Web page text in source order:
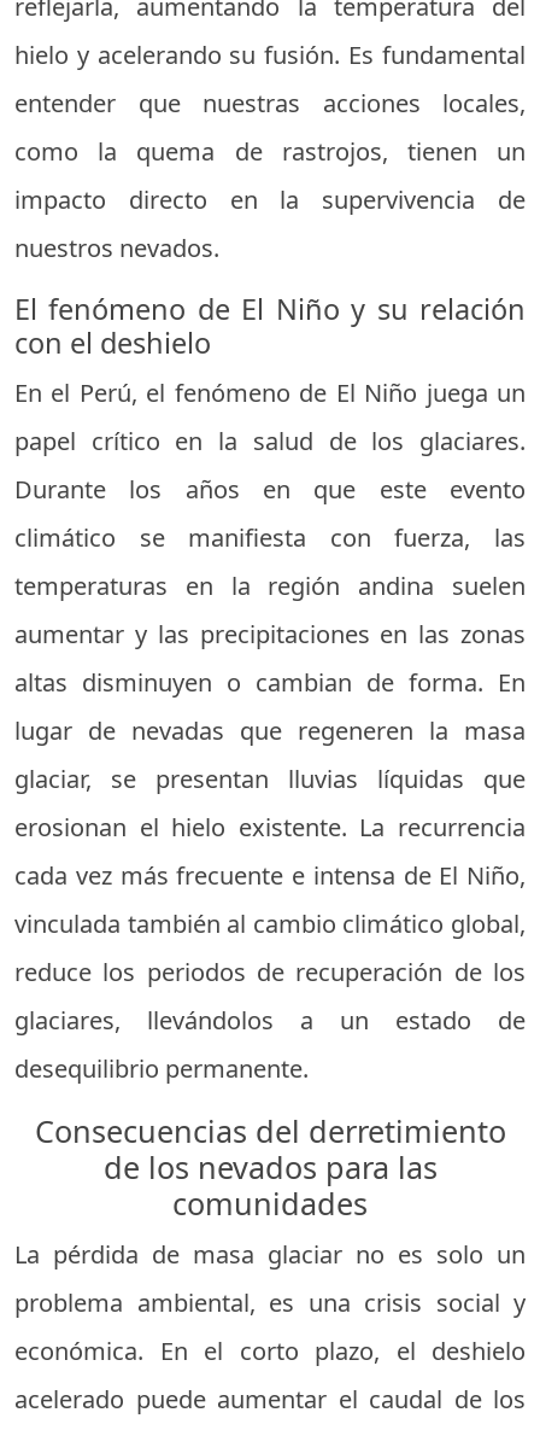
reflejarla, aumentando la temperatura del
hielo y acelerando su fusión. Es fundamental
entender que nuestras acciones locales,
como la quema de rastrojos, tienen un
impacto directo en la supervivencia de
nuestros nevados.
El fenómeno de El Niño y su relación
con el deshielo
En el Perú, el fenómeno de El Niño juega un
papel crítico en la salud de los glaciares.
Durante los años en que este evento
climático se manifiesta con fuerza, las
temperaturas en la región andina suelen
aumentar y las precipitaciones en las zonas
altas disminuyen o cambian de forma. En
lugar de nevadas que regeneren la masa
glaciar, se presentan lluvias líquidas que
erosionan el hielo existente. La recurrencia
cada vez más frecuente e intensa de El Niño,
vinculada también al cambio climático global,
reduce los periodos de recuperación de los
glaciares, llevándolos a un estado de
desequilibrio permanente.
Consecuencias del derretimiento
de los nevados para las
comunidades
La pérdida de masa glaciar no es solo un
problema ambiental, es una crisis social y
económica. En el corto plazo, el deshielo
acelerado puede aumentar el caudal de los